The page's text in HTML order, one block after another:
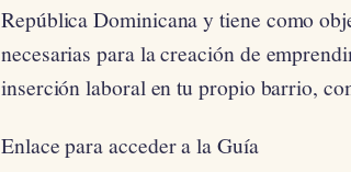
República Dominicana y tiene como
necesarias para la creación de
inserción laboral en tu propio barrio,
Enlace para acceder a la Guía